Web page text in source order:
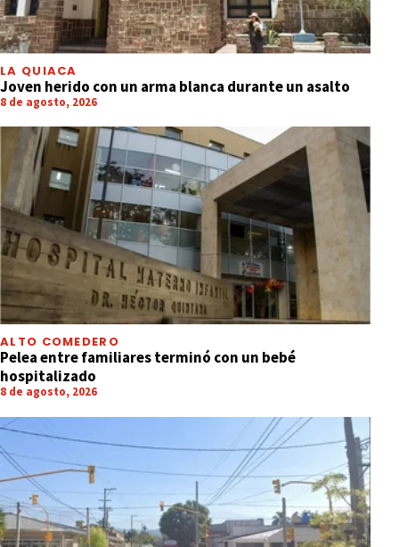
LA QUIACA
Joven herido con un arma blanca durante un asalto
8 de agosto, 2026
ALTO COMEDERO
Pelea entre familiares terminó con un bebé
hospitalizado
8 de agosto, 2026